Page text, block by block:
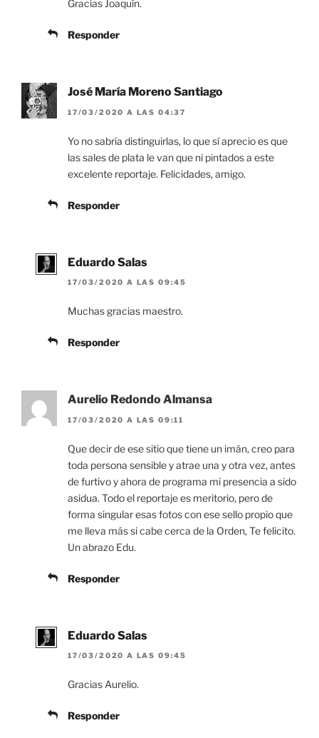
Gracias Joaquín.
Responder
José María Moreno Santiago
17/03/2020 A LAS 04:37
Yo no sabría distinguirlas, lo que sí aprecio es que
las sales de plata le van que ni pintados a este
excelente reportaje. Felicidades, amigo.
Responder
Eduardo Salas
17/03/2020 A LAS 09:45
Muchas gracias maestro.
Responder
Aurelio Redondo Almansa
17/03/2020 A LAS 09:11
Que decir de ese sitio que tiene un imán, creo para
toda persona sensible y atrae una y otra vez, antes
de furtivo y ahora de programa mi presencia a sido
asidua. Todo el reportaje es meritorio, pero de
forma singular esas fotos con ese sello propio que
me lleva más si cabe cerca de la Orden, Te felicito.
Un abrazo Edu.
Responder
Eduardo Salas
17/03/2020 A LAS 09:45
Gracias Aurelio.
Responder